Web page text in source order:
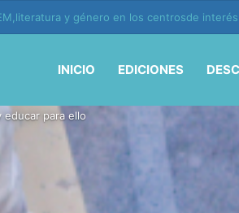
y vida en la era de la IA
INICIO EDICIONES
educar para ello